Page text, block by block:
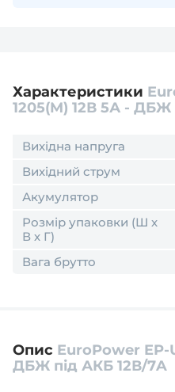
переконайтесь, що він
Вашого пристрою
Характеристики
1205(M) 12В 5А - ДБЖ
Вихідна напруга
Вихідний струм
Акумулятор
Розмір упаковки (Ш х
В х Г)
Вага брутто
Опис EuroPower EP-
ДБЖ під АКБ 12В/7A